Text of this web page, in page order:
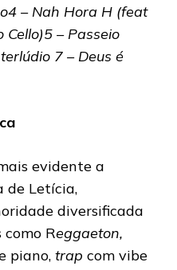
4 – Nah Hora H (feat
Cello)5 – Passeio
7 – Deus é
evidente a
de Letícia,
diversificada
Reggaeton,
piano, trap com vibe